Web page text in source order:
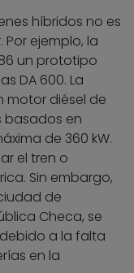
híbridos no es
ejemplo, la
un prototipo
DA 600. La
motor diésel de
basados en
de 360 kW.
el tren o
Sin embargo,
de
Checa, se
a la falta
en la